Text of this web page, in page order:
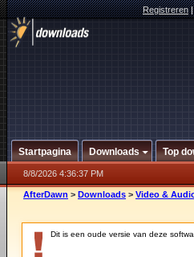
Registreren
Startpagina Downloads Top
8/8/2026 4:36:37 PM
AfterDawn > Downloads > Video &
Dit is een oude versie van deze